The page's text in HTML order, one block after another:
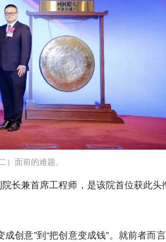
面前的难题。
长兼首席工程师，是该院首位获此头
创意”到“把创意变成钱”。就前者而